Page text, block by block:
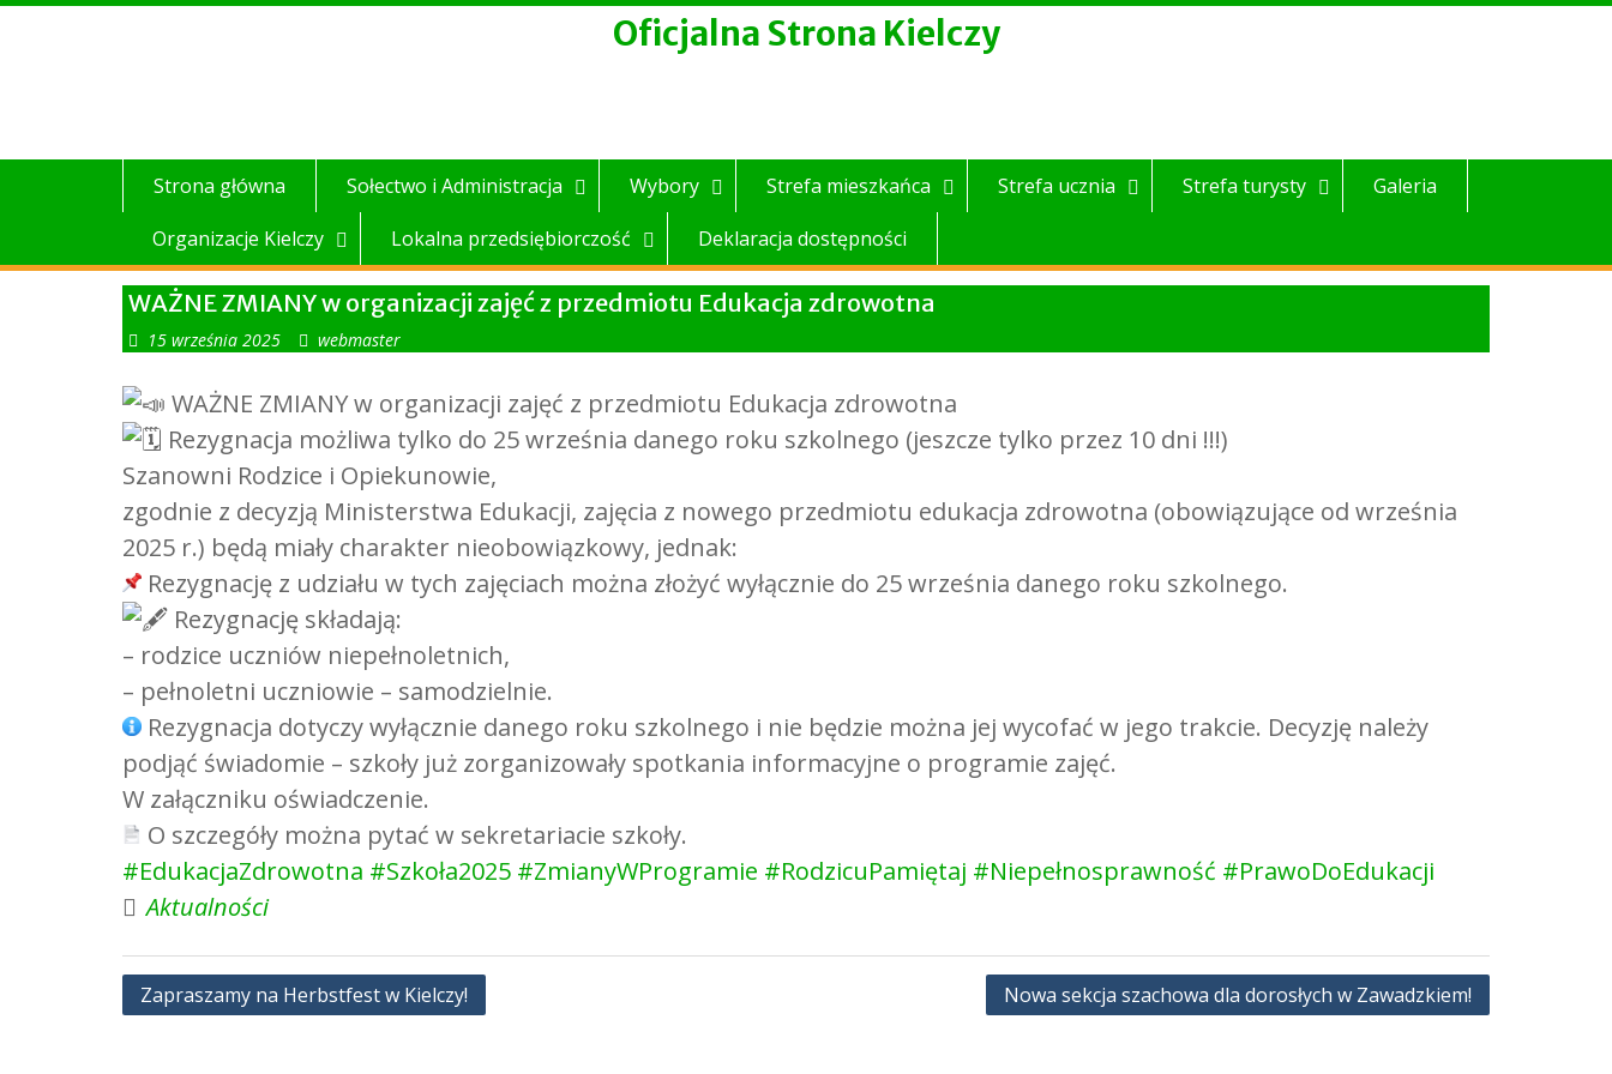
Skip
Oficjalna Strona Kielczy
Strona główna Sołectwo i Administracja Wybory Strefa mieszkańca Strefa ucznia Strefa turysty
Galeria
Organizacje Kielczy
Lokalna przedsiębiorczość Deklaracja dostępności
WAŻNE ZMIANY w organizacji zajęć z przedmiotu Edukacja zdrowotna
15 września 2025 webmaster
WAŻNE ZMIANY w organizacji zajęć z przedmiotu Edukacja zdrowotna
Rezygnacja możliwa tylko do 25 września danego roku szkolnego (jeszcze tylko przez 10 dni !!!)
Szanowni Rodzice i Opiekunowie,
zgodnie z decyzją Ministerstwa Edukacji, zajęcia z nowego przedmiotu edukacja zdrowotna (obowiązujące od września
2025 r.) będą miały charakter nieobowiązkowy, jednak:
Rezygnację z udziału w tych zajęciach można złożyć wyłącznie do 25 września danego roku szkolnego.
Rezygnację składają:
– rodzice uczniów niepełnoletnich,
– pełnoletni uczniowie – samodzielnie.
Rezygnacja dotyczy wyłącznie danego roku szkolnego i nie będzie można jej wycofać w jego trakcie. Decyzję należy
podjąć świadomie – szkoły już zorganizowały spotkania informacyjne o programie zajęć.
W załączniku oświadczenie.
O szczegóły można pytać w sekretariacie szkoły.
#EdukacjaZdrowotna #Szkoła2025 #ZmianyWProgramie #RodzicuPamiętaj #Niepełnosprawność #PrawoDoEdukacji
Aktualności
Nawigacja
Zapraszamy na Herbstfest w Kielczy! Nowa sekcja szachowa dla dorosłych w Zawadzkiem!